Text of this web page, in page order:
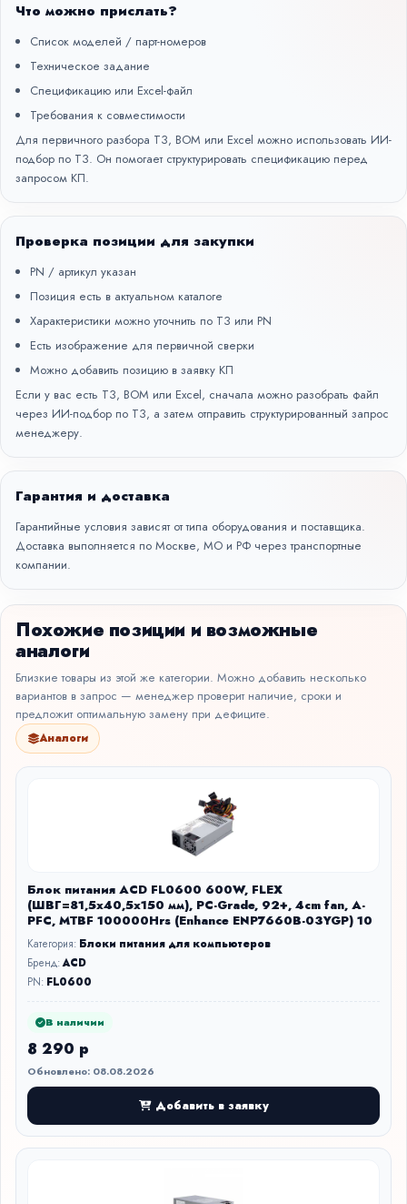
Что можно прислать?
Список моделей / парт-номеров
Техническое задание
Спецификацию или Excel-файл
Требования к совместимости
Для первичного разбора ТЗ, BOM или Excel можно использовать ИИ-
подбор по ТЗ. Он помогает структурировать спецификацию перед
запросом КП.
Проверка позиции для закупки
PN / артикул указан
Позиция есть в актуальном каталоге
Характеристики можно уточнить по ТЗ или PN
Есть изображение для первичной сверки
Можно добавить позицию в заявку КП
Если у вас есть ТЗ, BOM или Excel, сначала можно разобрать файл
через ИИ-подбор по ТЗ, а затем отправить структурированный запрос
менеджеру.
Гарантия и доставка
Гарантийные условия зависят от типа оборудования и поставщика.
Доставка выполняется по Москве, МО и РФ через транспортные
компании.
Похожие позиции и возможные
аналоги
Близкие товары из этой же категории. Можно добавить несколько
вариантов в запрос — менеджер проверит наличие, сроки и
предложит оптимальную замену при дефиците.
Аналоги
Блок питания ACD FL0600 600W, FLEX
(ШВГ=81,5x40,5x150 мм), PC-Grade, 92+, 4cm fan, A-
PFC, MTBF 100000Hrs (Enhance ENP7660B-03YGP) 10
Категория: Блоки питания для компьютеров
Бренд:ACD
PN: FL0600
В наличии
8 290 р
Обновлено: 08.08.2026
Добавить в заявку